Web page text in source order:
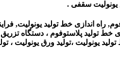
یونولیت سقفی .
راه اندازی خط تولید یونولیت,
خط تولید پلاستوفوم ، دستگاه
،تولید ورق یونولیت ،